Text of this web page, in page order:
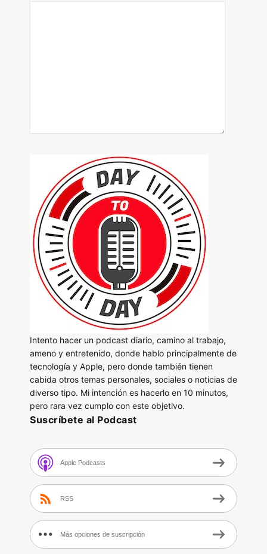
Intento hacer un podcast diario, camino al trabajo,
ameno y entretenido, donde hablo principalmente de
tecnología y Apple, pero donde también tienen
cabida otros temas personales, sociales o noticias de
diverso tipo. Mi intención es hacerlo en 10 minutos,
pero rara vez cumplo con este objetivo.
Suscríbete al Podcast
Apple Podcasts
RSS
Más opciones de suscripción